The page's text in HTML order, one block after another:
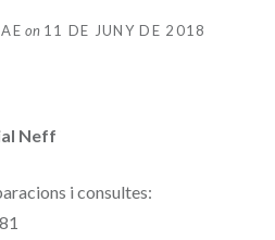
on 11 DE JUNY DE 2018
Neff
i consultes: